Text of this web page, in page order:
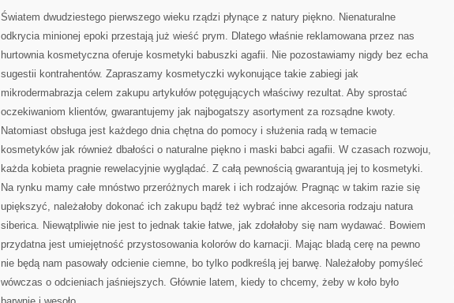
DOSTARCZAMY
NASZEMU
BEZ
WYJĄTKU
NASZE
ŻYCIE
ORAZ
ZDROWIE
Światem dwudziestego pierwszego wieku rządzi płynące z natury piękno. Nienaturalne
odkrycia minionej epoki przestają już wieść prym. Dlatego właśnie reklamowana przez nas
hurtownia kosmetyczna oferuje kosmetyki babuszki agafii. Nie pozostawiamy nigdy bez echa
sugestii kontrahentów. Zapraszamy kosmetyczki wykonujące takie zabiegi jak
mikrodermabrazja celem zakupu artykułów potęgujących właściwy rezultat. Aby sprostać
oczekiwaniom klientów, gwarantujemy jak najbogatszy asortyment za rozsądne kwoty.
Natomiast obsługa jest każdego dnia chętna do pomocy i służenia radą w temacie
kosmetyków jak również dbałości o naturalne piękno i maski babci agafii. W czasach rozwoju,
każda kobieta pragnie rewelacyjnie wyglądać. Z całą pewnością gwarantują jej to kosmetyki.
Na rynku mamy całe mnóstwo przeróżnych marek i ich rodzajów. Pragnąc w takim razie się
upiększyć, należałoby dokonać ich zakupu bądź też wybrać inne akcesoria rodzaju natura
siberica. Niewątpliwie nie jest to jednak takie łatwe, jak zdołałoby się nam wydawać. Bowiem
przydatna jest umiejętność przystosowania kolorów do karnacji. Mając bladą cerę na pewno
nie będą nam pasowały odcienie ciemne, bo tylko podkreślą jej barwę. Należałoby pomyśleć
wówczas o odcieniach jaśniejszych. Głównie latem, kiedy to chcemy, żeby w koło było